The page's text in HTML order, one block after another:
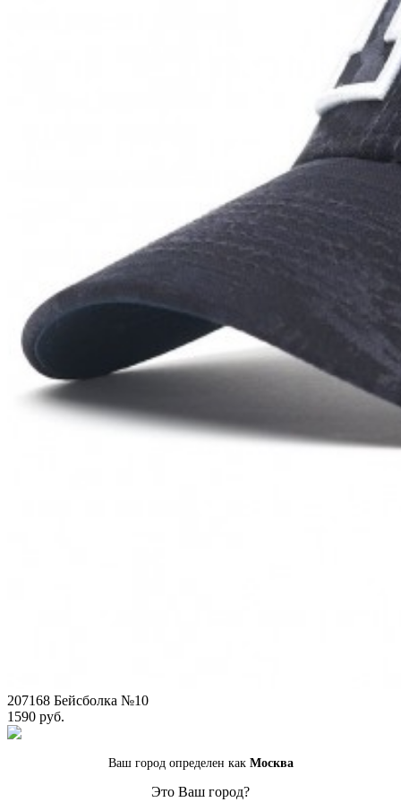
207168 Бейсболка №10
1590 руб.
Ваш город определен как Москва
Это Ваш город?